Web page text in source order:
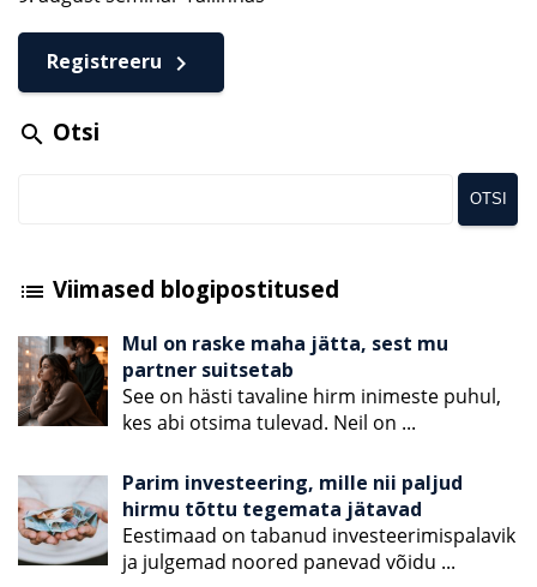
Registreeru keyboard_arrow_right
search Otsi
list Viimased blogipostitused
Mul on raske maha jätta, sest mu
partner suitsetab
See on hästi tavaline hirm inimeste puhul,
kes abi otsima tulevad. Neil on ...
Parim investeering, mille nii paljud
hirmu tõttu tegemata jätavad
Eestimaad on tabanud investeerimispalavik
ja julgemad noored panevad võidu ...